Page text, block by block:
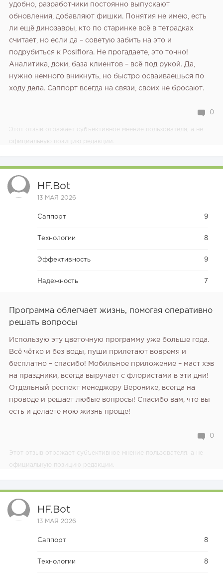
удобно, разработчики постоянно выпускают
обновления, добавляют фишки. Понятия не имею, есть
ли ещё динозавры, кто по старинке всё в тетрадках
считает, но если да – советую забить на это и
подрубиться к Posiflora. Не прогадаете, это точно!
Аналитика, доки, база клиентов – всё под рукой. Да,
нужно немного вникнуть, но быстро осваиваешься по
ходу дела. Саппорт всегда на связи, своих не бросают.
0
Этот отзыв отражает субъективное мнение пользователя, а не
официальную позицию редакции.
HF.bot
13 МАЯ 2026
Саппорт 9
Технологии 8
Эффективность 9
Надежность 7
Программа облегчает жизнь, помогая оперативно
решать вопросы
Использую эту цветочную программу уже больше года.
Всё чётко и без воды, пуши прилетают вовремя и
бесплатно – спасибо! Мобильное приложение – маст хэв
на праздники, всегда выручает с флористами в эти дни!
Отдельный респект менеджеру Веронике, всегда на
проводе и решает любые вопросы! Спасибо вам, что вы
есть и делаете мою жизнь проще!
0
Этот отзыв отражает субъективное мнение пользователя, а не
официальную позицию редакции.
HF.bot
13 МАЯ 2026
Саппорт 8
Технологии 8